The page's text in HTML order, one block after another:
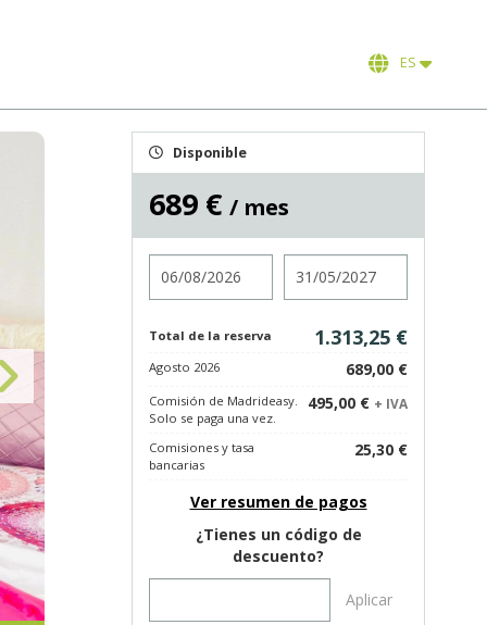
ES
Disponible
689 € / mes
Total de la reserva 1.313,25 €
Agosto 2026 689,00 €
Comisión de Madrideasy.
Solo se paga una vez.
495,00 € + IVA
Comisiones y tasa
bancarias
25,30 €
Ver resumen de pagos
¿Tienes un código de
descuento?
Aplicar